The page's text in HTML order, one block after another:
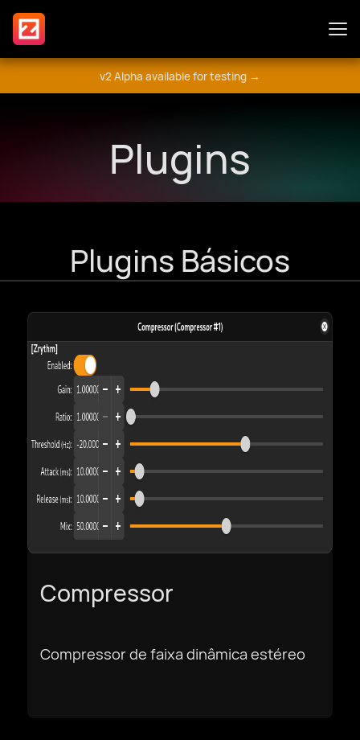
Recursos
Se Envolva
Fórum
Download
Português BR
v2 Alpha available for testing →
Plugins
Plugins Básicos
Compressor
Compressor de faixa dinâmica estéreo